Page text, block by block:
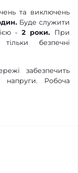
та виключень
Буде служити
-2 роки. При
тільки безпечні
забезпечить
напруги. Робоча